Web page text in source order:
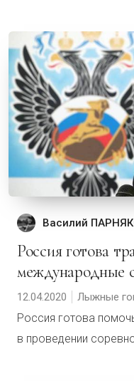
Василий
Россия готова тратить деньги на
международные
12.04.2020 Лыжные
Россия готова
в проведении